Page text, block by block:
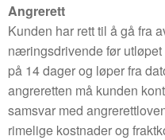
Angrerett
Kunden har rett til å gå fra
næringsdrivende før
på 14 dager og løper fra
angreretten må kunden
samsvar med
rimelige kostnader og